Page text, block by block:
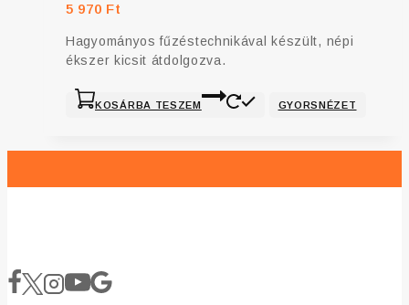
5 970 Ft
Hagyományos fűzéstechnikával készült, népi
ékszer kicsit átdolgozva.
KOSÁRBA TESZEM GYORSNÉZET